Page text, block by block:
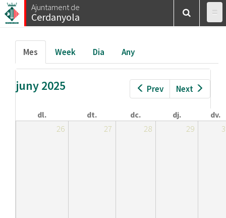
Vés
al
Ajuntament de
Cerdanyola
Esteu
aquí
Inici Calendar/Mes
Pestanyes
primàries
Mes (pestanya
activa)
Week Dia Any
Prev Next
juny 2025
dl. dt. dc. dj. dv.
26 27 28 29